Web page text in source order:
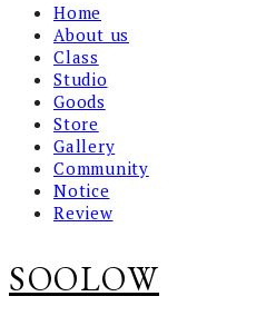
Home
About us
Class
Studio
Goods
Store
Gallery
Community
Notice
Review
SOOLOW